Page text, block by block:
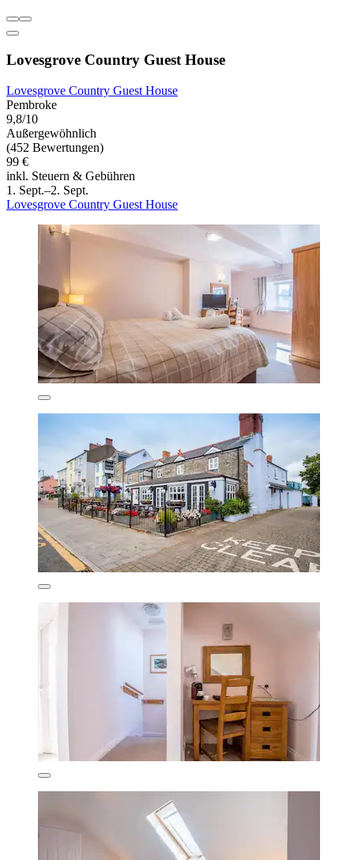
Lovesgrove Country Guest House
Lovesgrove Country Guest House
Pembroke
9,8/10
Außergewöhnlich
(452 Bewertungen)
99 €
inkl. Steuern & Gebühren
1. Sept.–2. Sept.
Lovesgrove Country Guest House